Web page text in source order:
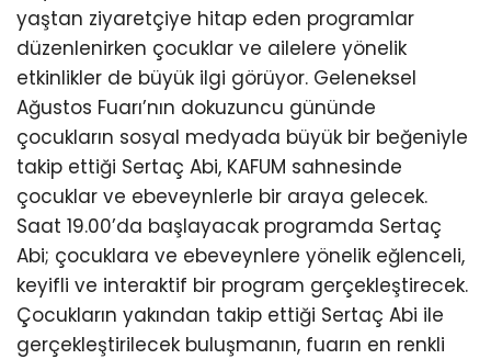
yaştan ziyaretçiye hitap eden programlar
düzenlenirken çocuklar ve ailelere yönelik
etkinlikler de büyük ilgi görüyor. Geleneksel
Ağustos Fuarı’nın dokuzuncu gününde
çocukların sosyal medyada büyük bir beğeniyle
takip ettiği Sertaç Abi, KAFUM sahnesinde
çocuklar ve ebeveynlerle bir araya gelecek.
Saat 19.00’da başlayacak programda Sertaç
Abi; çocuklara ve ebeveynlere yönelik eğlenceli,
keyifli ve interaktif bir program gerçekleştirecek.
Çocukların yakından takip ettiği Sertaç Abi ile
gerçekleştirilecek buluşmanın, fuarın en renkli